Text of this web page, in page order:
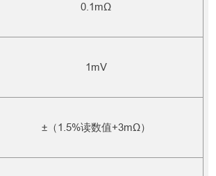
0.1mΩ
1mV
±（1.5%读数值+3mΩ）